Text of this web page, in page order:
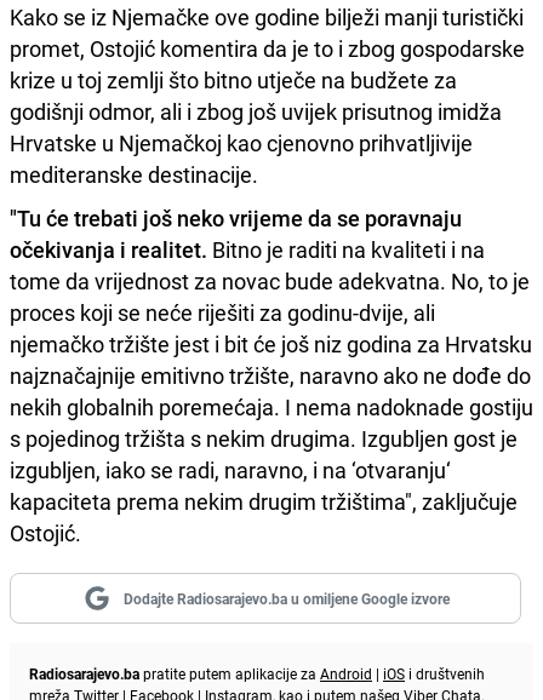
Kako se iz Njemačke ove godine bilježi manji turistički
promet, Ostojić komentira da je to i zbog gospodarske
krize u toj zemlji što bitno utječe na budžete za
godišnji odmor, ali i zbog još uvijek prisutnog imidža
Hrvatske u Njemačkoj kao cjenovno prihvatljivije
mediteranske destinacije.
"Tu će trebati još neko vrijeme da se poravnaju
očekivanja i realitet. Bitno je raditi na kvaliteti i na
tome da vrijednost za novac bude adekvatna. No, to je
proces koji se neće riješiti za godinu-dvije, ali
njemačko tržište jest i bit će još niz godina za Hrvatsku
najznačajnije emitivno tržište, naravno ako ne dođe do
nekih globalnih poremećaja. I nema nadoknade gostiju
s pojedinog tržišta s nekim drugima. Izgubljen gost je
izgubljen, iako se radi, naravno, i na ‘otvaranju‘
kapaciteta prema nekim drugim tržištima", zaključuje
Ostojić.
Dodajte Radiosarajevo.ba u omiljene Google izvore
Radiosarajevo.bapratite putem aplikacije za Android | iOS i društvenih
mreža Twitter | Facebook | Instagram, kao i putem našeg ViberChata.